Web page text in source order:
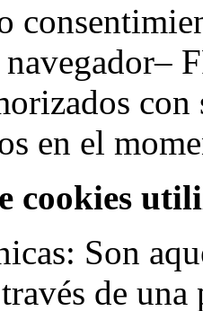
con
en el
cookies
Son
de